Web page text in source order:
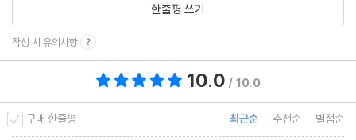
집중력을 높이는 방법
2. 실전! 유혹이 있어도 조절하는 하루
조절을 배우는 하루를 만드는 방법
기다리는 건 즐거운 일
나는 잘 기다리는 아이야
한줄평 쓰기
작성 시 유의사항
10.0 / 10.0
구매 한줄평 최근순 추천순 별점순